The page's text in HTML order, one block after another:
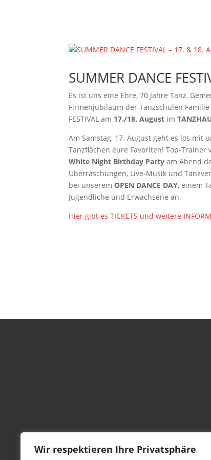
Wir respektieren Ihre Privatsphäre
SUMMER DANCE
Es ist uns eine Ehre, 70 Jahre Tanz,
Firmenjubiläum der Tanzschulen
FESTIVAL am 17./18. August im
Am Samstag, 17. August geht es los mit
Tanzflächen eure Favoriten! Top-
White Night Birthday Party am Abend
Überraschungen, Live-Musik und
bei unserem OPEN DANCE DAY, einem
Jugendliche und Erwachsene an.
Hier gibt es TICKETS und weitere